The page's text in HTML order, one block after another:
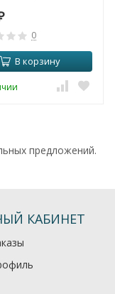
0
В корзину
предложений.
КАБИНЕТ